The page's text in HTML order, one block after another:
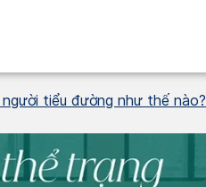
tiểu đường như thế nào?